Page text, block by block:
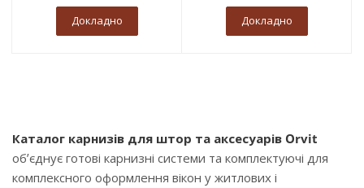
Докладно Докладно
Каталог карнизів для штор та аксесуарів Orvit
об’єднує готові карнизні системи та комплектуючі для
комплексного оформлення вікон у житлових і